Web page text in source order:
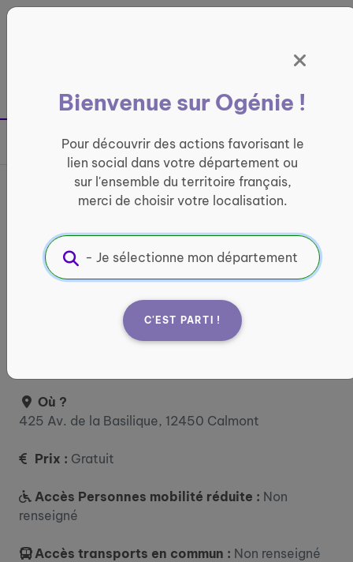
France entière
Bienvenue sur Ogénie !
Pour découvrir des actions favorisant le
lien social dans votre département ou
sur l'ensemble du territoire français,
merci de choisir votre localisation.
C'EST PARTI !
Partager sur
France services Pays Ségali
- Antenne de Ceignac
INFORMATIQUE ET ACCÈS AUX DROITS
Informations pratiques :
Où ?
425 Av. de la Basilique, 12450 Calmont
Prix : Gratuit
Accès Personnes mobilité réduite : Non
renseigné
Accès transports en commun : Non renseigné
Panneau de gestion des cookies